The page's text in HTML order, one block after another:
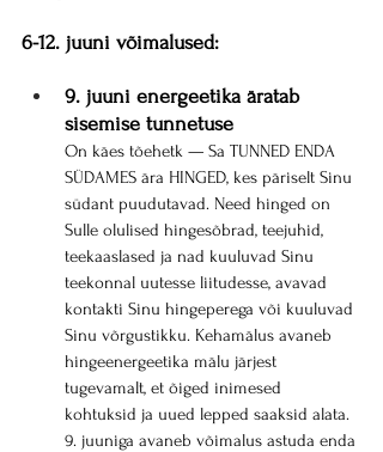
6-12. juuni võimalused:
9. juuni energeetika äratab
sisemise tunnetuse
On käes tõehetk — Sa TUNNED ENDA
SÜDAMES ära HINGED, kes päriselt Sinu
südant puudutavad. Need hinged on
Sulle olulised hingesõbrad, teejuhid,
teekaaslased ja nad kuuluvad Sinu
teekonnal uutesse liitudesse, avavad
kontakti Sinu hingeperega või kuuluvad
Sinu võrgustikku. Kehamälus avaneb
hingeenergeetika mälu järjest
tugevamalt, et õiged inimesed
kohtuksid ja uued lepped saaksid alata.
9. juuniga avaneb võimalus astuda enda